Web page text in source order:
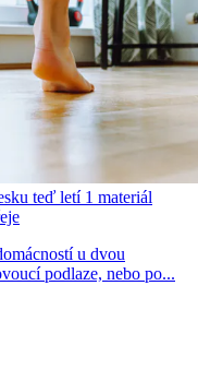
teď letí 1 materiál
u dvou
podlaze, nebo po...